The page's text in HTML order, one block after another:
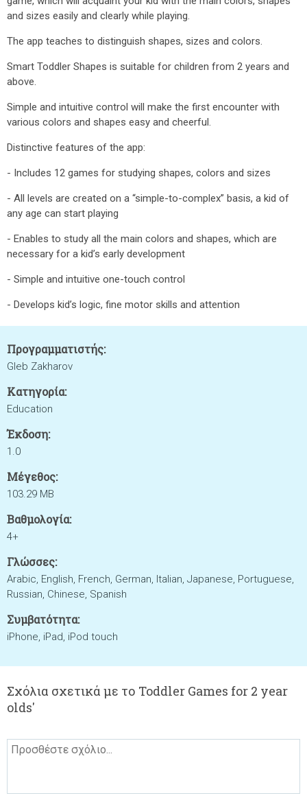
and sizes easily and clearly while playing.
The app teaches to distinguish shapes, sizes and colors.
Smart Toddler Shapes is suitable for children from 2 years and
above.
Simple and intuitive control will make the first encounter with
various colors and shapes easy and cheerful.
Distinctive features of the app:
- Includes 12 games for studying shapes, colors and sizes
- All levels are created on a “simple-to-complex” basis, a kid of
any age can start playing
- Enables to study all the main colors and shapes, which are
necessary for a kid’s early development
- Simple and intuitive one-touch control
- Develops kid’s logic, fine motor skills and attention
Προγραμματιστής:
Gleb Zakharov
Κατηγορία:
Education
Έκδοση:
1.0
Μέγεθος:
103.29 MB
Βαθμολογία:
4+
Γλώσσες:
Arabic, English, French, German, Italian, Japanese, Portuguese,
Russian, Chinese, Spanish
Συμβατότητα:
iPhone, iPad, iPod touch
Σχόλια σχετικά με το Toddler Games for 2 year
olds'